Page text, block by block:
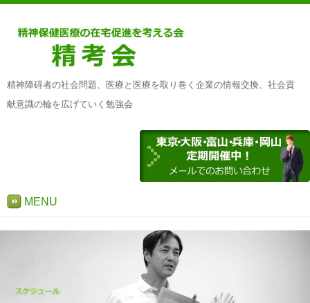
精神障碍者の社会問題、医療と医療を取り巻く企業の情報交換、社会貢
献意識の輪を広げていく勉強会
MENU